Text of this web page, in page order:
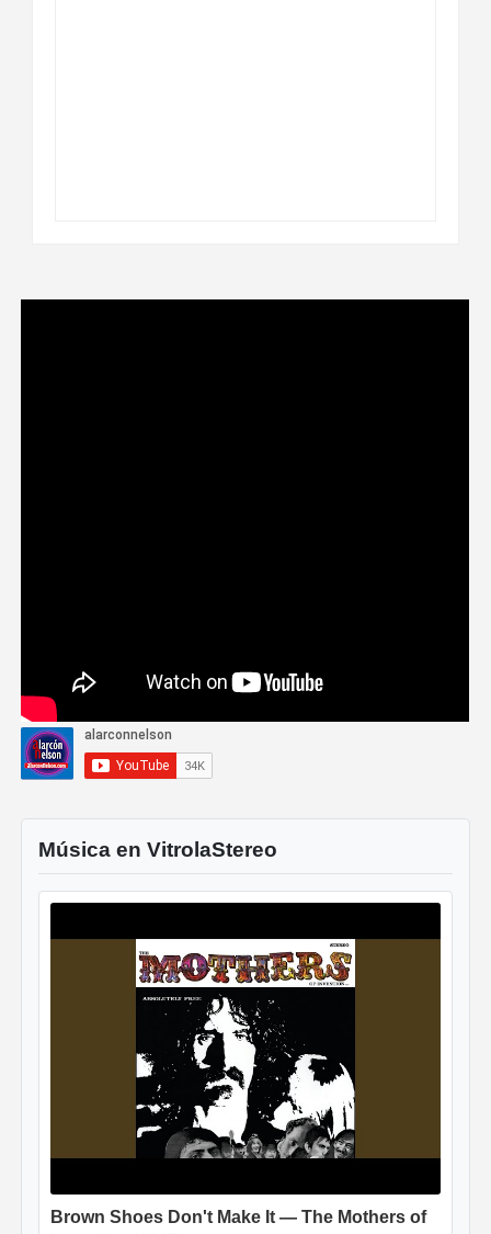
Música en VitrolaStereo
Brown Shoes Don't Make It — The Mothers of